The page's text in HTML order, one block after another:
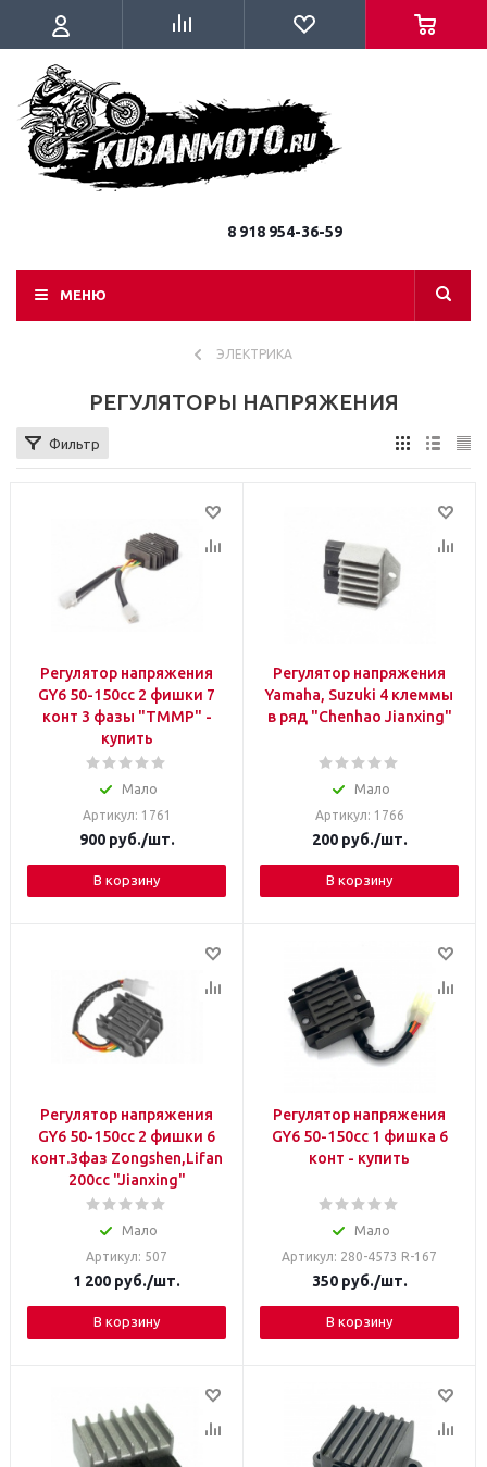
8 918 954-36-59
МЕНЮ
ЭЛЕКТРИКА
РЕГУЛЯТОРЫ НАПРЯЖЕНИЯ
Фильтр
Регулятор напряжения
GY6 50-150сс 2 фишки 7
конт 3 фазы "TMMP" -
купить
Мало
Артикул: 1761
900руб./шт.
В корзину
Регулятор напряжения
Yamaha, Suzuki 4 клеммы
в ряд "Сhenhao Jianxing"
Мало
Артикул: 1766
200руб./шт.
В корзину
Регулятор напряжения
GY6 50-150сс 2 фишки 6
конт.3фаз Zongshen,Lifan
200cc "Jianxing"
Мало
Артикул: 507
1 200 руб./шт.
В корзину
Регулятор напряжения
GY6 50-150сс 1 фишка 6
конт - купить
Мало
Артикул: 280-4573 R-167
350руб./шт.
В корзину